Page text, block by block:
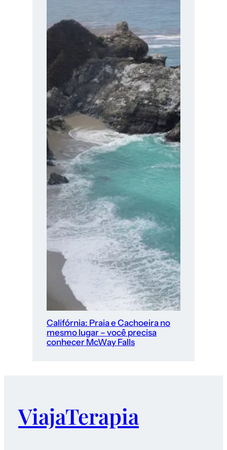
Califórnia: Praia e Cachoeira no
mesmo lugar – você precisa
conhecer McWay Falls
ViajaTerapia